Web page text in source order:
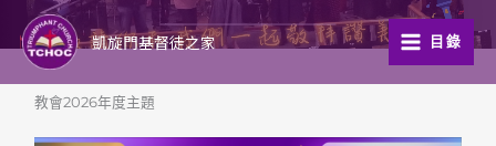
要
凱旋門基督徒之家 目錄
教會2026年度主題